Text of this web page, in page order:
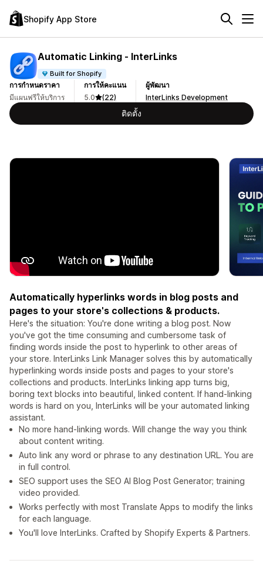
Shopify App Store
Automatic Linking ‑ InterLinks
Built for Shopify
การกำหนดราคา
มีแผนฟรีให้บริการ
การให้คะแนน
5.0
(22)
ผู้พัฒนา
InterLinks Development
ติดตั้ง
Automatically hyperlinks words in blog posts and
pages to your store's collections & products.
Here's the situation: You're done writing a blog post. Now
you've got the time consuming and cumbersome task of
finding words inside the post to hyperlink to other areas of
your store. InterLinks Link Manager solves this by automatically
hyperlinking words inside posts and pages to your store's
collections and products. InterLinks linking app turns big,
boring text blocks into beautiful, linked content. If hand-linking
words is hard on you, InterLinks will be your automated linking
assistant.
No more hand-linking words. Will change the way you think
about content writing.
Auto link any word or phrase to any destination URL. You are
in full control.
SEO support uses the SEO AI Blog Post Generator; training
video provided.
Works perfectly with most Translate Apps to modify the links
for each language.
You'll love InterLinks. Crafted by Shopify Experts & Partners.